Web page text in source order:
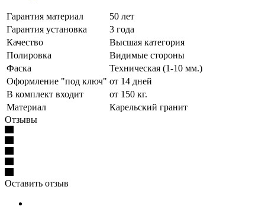
Гарантия материал
50 лет
Гарантия установка
3 года
Качество
Высшая категория
Полировка
Видимые стороны
Фаска
Техническая (1-10 мм.)
Оформление "под ключ" от 14 дней
В комплект входит
от 150 кг.
Материал
Карельский гранит
Отзывы
Оставить отзыв